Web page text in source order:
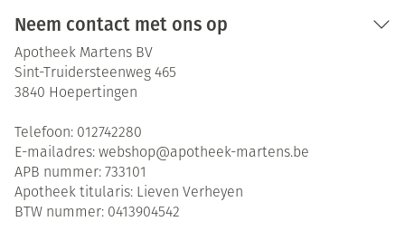
Neem contact met ons op
Apotheek Martens BV
Sint-Truidersteenweg 465
3840 Hoepertingen
Telefoon: 012742280
E-mailadres: webshop@apotheek-martens.be
APB nummer: 733101
Apotheek titularis: Lieven Verheyen
BTW nummer: 0413904542